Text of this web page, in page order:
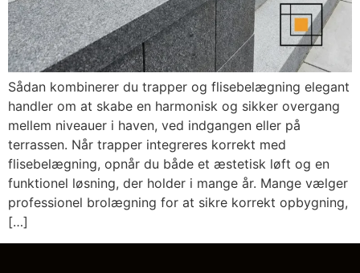
Sådan kombinerer du trapper og flisebelægning elegant
handler om at skabe en harmonisk og sikker overgang
mellem niveauer i haven, ved indgangen eller på
terrassen. Når trapper integreres korrekt med
flisebelægning, opnår du både et æstetisk løft og en
funktionel løsning, der holder i mange år. Mange vælger
professionel brolægning for at sikre korrekt opbygning,
[…]